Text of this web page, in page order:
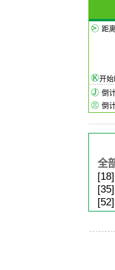
距
开始
倒
倒
全
[18]
[35]
[52]